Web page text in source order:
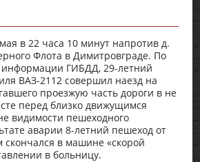
в 22 часа 10 минут напротив д.
Флота в Димитровграде. По
ГИБДД, 29-летний
ВАЗ-2112 совершил наезд на
проезжую часть дороги в не
перед близко движущимся
видимости пешеходного
аварии 8-летний пешеход от
скончался в машине «скорой
в больницу.